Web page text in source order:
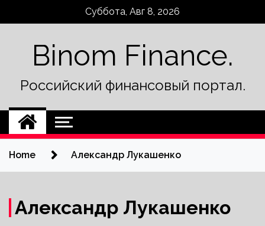
Суббота, Авг 8, 2026
Binom Finance.
Российский финансовый портал.
Home Александр Лукашенко
Александр Лукашенко